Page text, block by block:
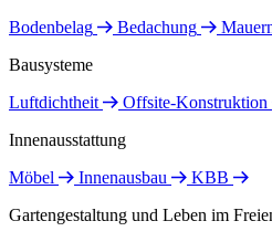
Bodenbelag
Bedachung
Bausysteme
Luftdichtheit
Offsite-Konstruktion
Innenausstattung
Möbel
Innenausbau
KBB
Gartengestaltung und Leben im